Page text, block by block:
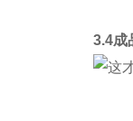
3.4成